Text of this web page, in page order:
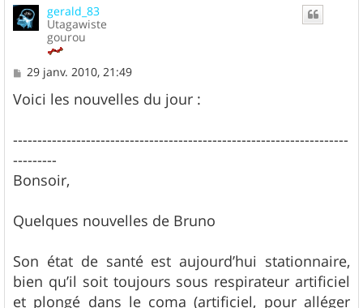
gerald_83
Utagawiste
gourou
M
s
s
29 janv. 2010, 21:49
Voici les nouvelles du jour :
---------------------------------------------------------------------
---------
Bonsoir,
Quelques nouvelles de Bruno
Son état de santé est aujourd’hui stationnaire,
bien qu’il soit toujours sous respirateur artificiel
et plongé dans le coma (artificiel, pour alléger